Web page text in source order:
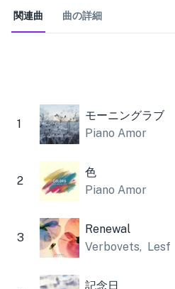
関連曲 曲の詳細
1
モーニングラブ
Piano Amor
2
色
Piano Amor
3
Renewal
Verbovets, Lesfm
記念日